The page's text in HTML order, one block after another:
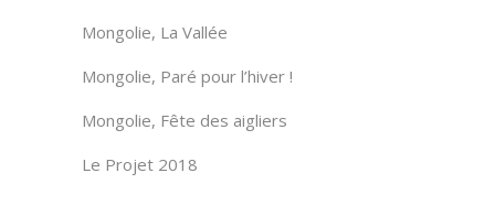
Mongolie, La Vallée
Mongolie, Paré pour l’hiver !
Mongolie, Fête des aigliers
Le Projet 2018